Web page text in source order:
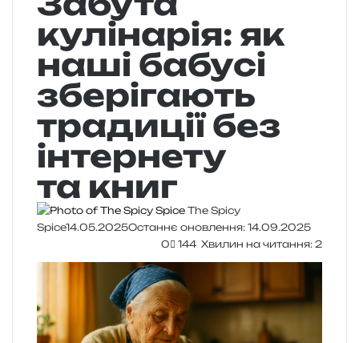
кулінарія: як
наші бабусі
зберігають
традиції без
інтернету
та книг
The Spicy
Spice14.05.2025Останнє оновлення: 14.09.2025
0
144 Хвилин на читання: 2